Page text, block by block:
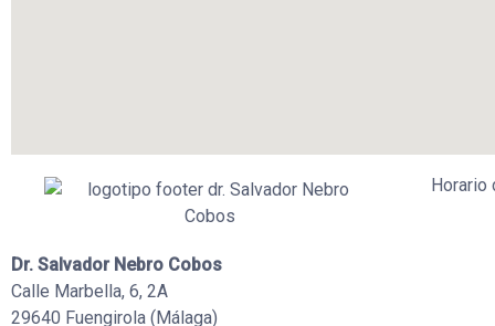
Dr. Salvador Nebro Cobos
Calle Marbella, 6, 2A
29640 Fuengirola (Málaga)
Horario